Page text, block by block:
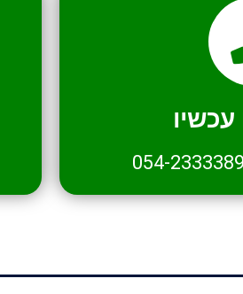
054-2333389